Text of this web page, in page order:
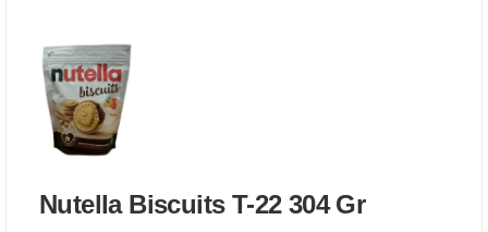
Nutella Biscuits T-22 304 Gr